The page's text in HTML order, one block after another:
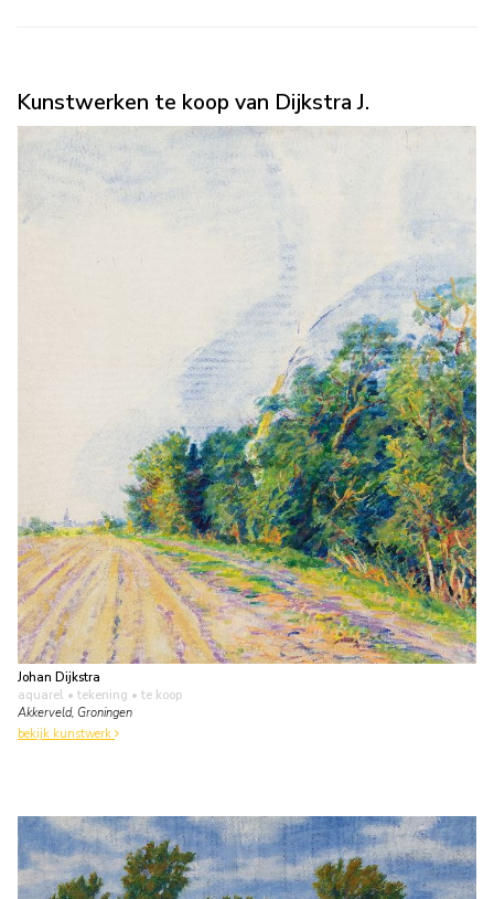
Kunstwerken te koop van Dijkstra J.
Johan Dijkstra
aquarel • tekening • te koop
Akkerveld, Groningen
bekijk kunstwerk